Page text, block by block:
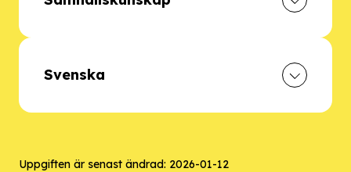
Svenska
Uppgiften är senast ändrad: 2026-01-12